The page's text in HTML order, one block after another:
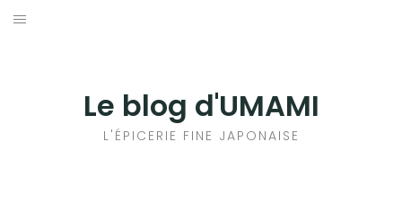
Aller
Le blog d'UMAMI
L'ÉPICERIE FINE JAPONAISE